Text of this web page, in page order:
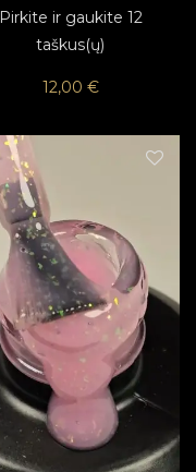
Pirkite ir gaukite 12
taškus(ų)
12,00 €